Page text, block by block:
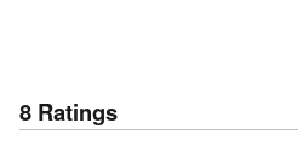
8 Ratings